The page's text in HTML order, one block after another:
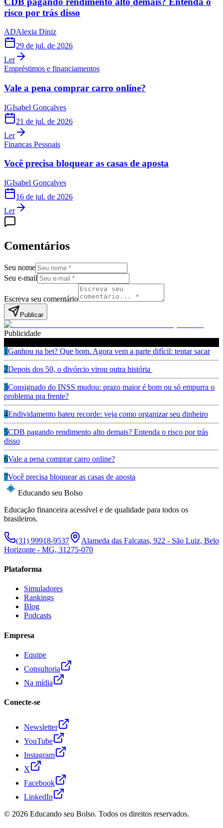
risco por trás disso
ADAlexia Diniz
29 de jul. de 2026
Ler
Empréstimos e financiamentos
Vale a pena comprar carro online?
IGIsabel Gonçalves
21 de jul. de 2026
Ler
Finanças Pessoais
Você precisa bloquear as casas de aposta
IGIsabel Gonçalves
16 de jul. de 2026
Ler
Comentários
Seu nome
Seu e-mail
Escreva seu comentário
Publicar
Publicidade
1Ganhou na bet? Que bom. Agora vem a parte difícil: tentar sacar
2Depois dos 50, o divórcio virou outra história
3Consignado do INSS mudou: prazo maior é bom ou só empurra o
problema pra frente?
4Endividamento bateu recorde: veja como organizar seu dinheiro
5CDB pagando rendimento alto demais? Entenda o risco por trás
disso
6Vale a pena comprar carro online?
7Você precisa bloquear as casas de aposta
Educando seu Bolso
Educação financeira acessível e de qualidade para todos os
brasileiros.
(31) 99918-9537
Alameda das Falcatas, 922 - São Luiz, Belo
Horizonte - MG, 31275-070
Plataforma
Simuladores
Rankings
Blog
Podcasts
Empresa
Equipe
Consultoria
Na mídia
Conecte-se
Newsletter
YouTube
Instagram
X
Facebook
LinkedIn
© 2026 Educando seu Bolso. Todos os direitos reservados.